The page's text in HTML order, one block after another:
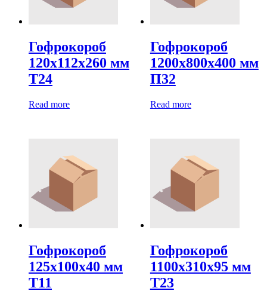
Гофрокороб
120х112х260 мм
Т24
Read more
Гофрокороб
1200х800х400 мм
П32
Read more
Гофрокороб
125х100х40 мм
Т11
Гофрокороб
1100х310х95 мм
Т23